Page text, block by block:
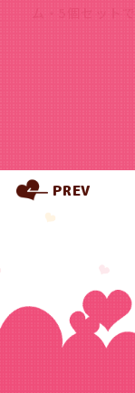
ム・5個セット
PREV